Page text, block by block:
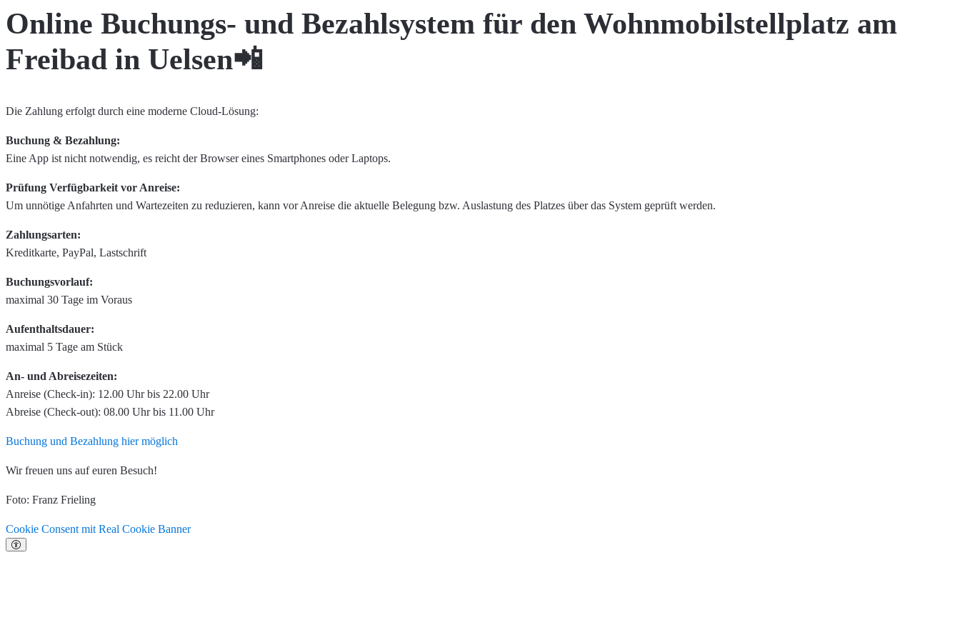
Online Buchungs- und Bezahlsystem für den Wohnmobilstellplatz am
Freibad in Uelsen📲
Die Zahlung erfolgt durch eine moderne Cloud-Lösung:
Buchung & Bezahlung:
Eine App ist nicht notwendig, es reicht der Browser eines Smartphones oder Laptops.
Prüfung Verfügbarkeit vor Anreise:
Um unnötige Anfahrten und Wartezeiten zu reduzieren, kann vor Anreise die aktuelle Belegung bzw. Auslastung des Platzes über das System geprüft werden.
Zahlungsarten:
Kreditkarte, PayPal, Lastschrift
Buchungsvorlauf:
maximal 30 Tage im Voraus
Aufenthaltsdauer:
maximal 5 Tage am Stück
An- und Abreisezeiten:
Anreise (Check-in): 12.00 Uhr bis 22.00 Uhr
Abreise (Check-out): 08.00 Uhr bis 11.00 Uhr
Buchung und Bezahlung hier möglich
Wir freuen uns auf euren Besuch!
Foto: Franz Frieling
Cookie Consent mit Real Cookie Banner